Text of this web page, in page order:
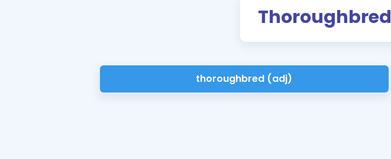
Thoroughbred
thoroughbred (adj)